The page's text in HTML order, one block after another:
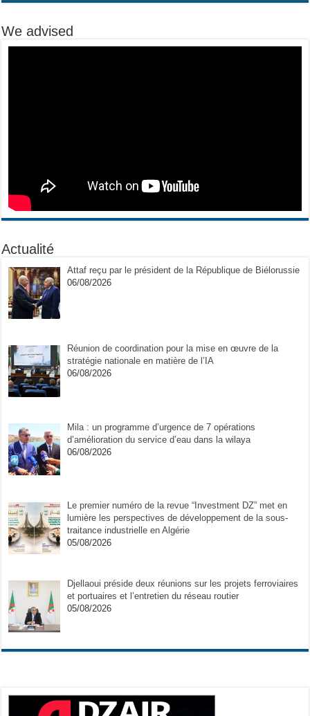
We advised
Actualité
Attaf reçu par le président de la République de Biélorussie
06/08/2026
Réunion de coordination pour la mise en œuvre de la
stratégie nationale en matière de l’IA
06/08/2026
Mila : un programme d’urgence de 7 opérations
d’amélioration du service d’eau dans la wilaya
06/08/2026
Le premier numéro de la revue “Investment DZ” met en
lumière les perspectives de développement de la sous-
traitance industrielle en Algérie
05/08/2026
Djellaoui préside deux réunions sur les projets ferroviaires
et portuaires et l’entretien du réseau routier
05/08/2026